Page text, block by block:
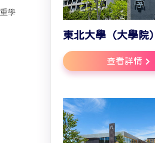
學
東北大學（大學院）
查看詳情